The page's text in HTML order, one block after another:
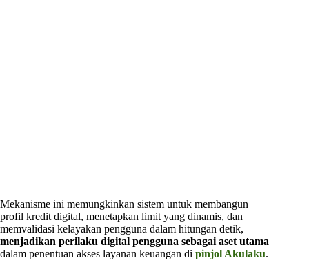
Mekanisme ini memungkinkan sistem untuk membangun
profil kredit digital, menetapkan limit yang dinamis, dan
memvalidasi kelayakan pengguna dalam hitungan detik,
menjadikan perilaku digital pengguna sebagai aset utama
dalam penentuan akses layanan keuangan di pinjol Akulaku.